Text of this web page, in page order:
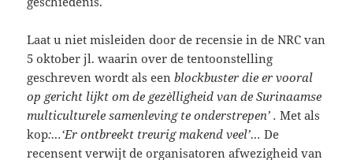
Laat u niet misleiden door de recensie in de NRC van
5 oktober jl. waarin over de tentoonstelling
geschreven wordt als eenblockbuster die er vooral
op gericht lijkt om de gezèlligheid van de Surinaamse
multiculturele samenleving te onderstrepen’ .Met als
kop:…‘Er ontbreekt treurig makend veel’…De
recensent verwijt de organisatoren afwezigheid van